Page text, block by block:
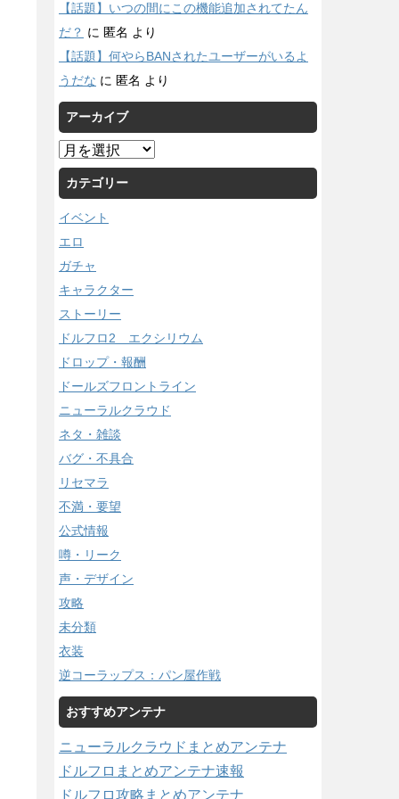
【話題】いつの間にこの機能追加されてたん
だ？ に 匿名 より
【話題】何やらBANされたユーザーがいるよ
うだな に 匿名 より
アーカイブ
ア
ー
カ
イ
ブ
カテゴリー
イベント
エロ
ガチャ
キャラクター
ストーリー
ドルフロ2 エクシリウム
ドロップ・報酬
ドールズフロントライン
ニューラルクラウド
ネタ・雑談
バグ・不具合
リセマラ
不満・要望
公式情報
噂・リーク
声・デザイン
攻略
未分類
衣装
逆コーラップス：パン屋作戦
おすすめアンテナ
ニューラルクラウドまとめアンテナ
ドルフロまとめアンテナ速報
ドルフロ攻略まとめアンテナ